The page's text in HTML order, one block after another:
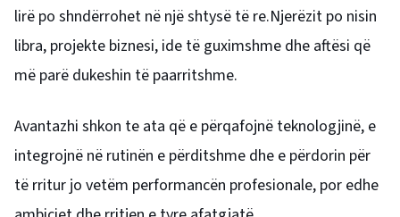
lirë po shndërrohet në një shtysë të re.Njerëzit po nisin
libra, projekte biznesi, ide të guximshme dhe aftësi që
më parë dukeshin të paarritshme.
Avantazhi shkon te ata që e përqafojnë teknologjinë, e
integrojnë në rutinën e përditshme dhe e përdorin për
të rritur jo vetëm performancën profesionale, por edhe